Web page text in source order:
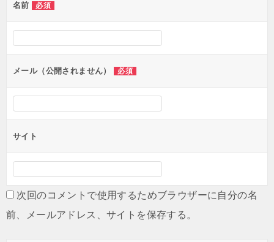
ー
シ
ン
名前 必須
メール（公開されません） 必須
サイト
次回のコメントで使用するためブラウザーに自分の名
前、メールアドレス、サイトを保存する。